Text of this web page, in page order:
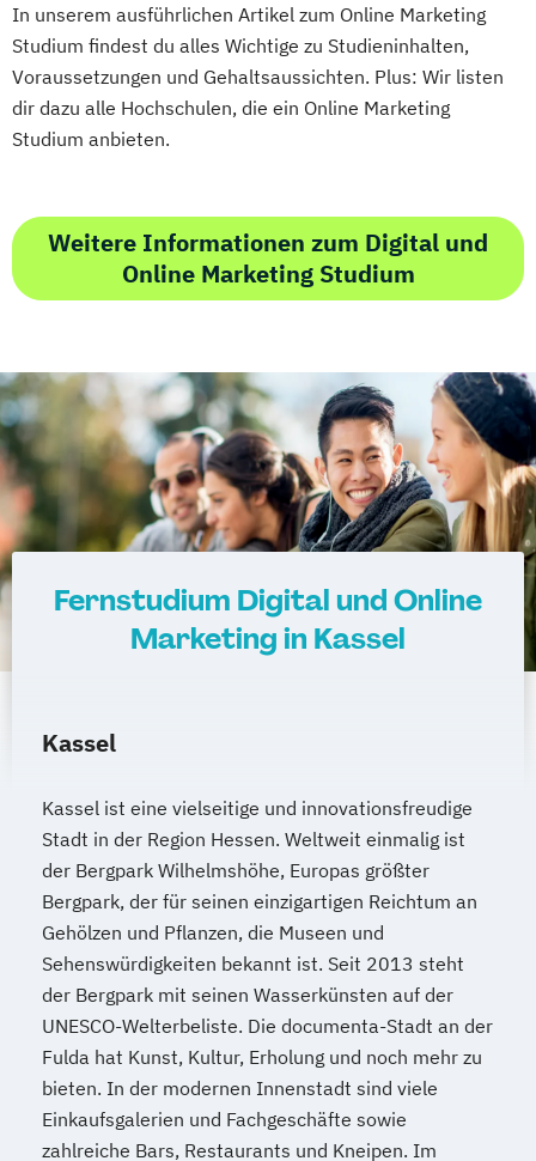
In unserem ausführlichen Artikel zum Online Marketing
Studium findest du alles Wichtige zu Studieninhalten,
Voraussetzungen und Gehaltsaussichten. Plus: Wir listen
dir dazu alle Hochschulen, die ein Online Marketing
Studium anbieten.
Weitere Informationen zum Digital und
Online Marketing Studium
Fernstudium Digital und Online
Marketing in Kassel
Kassel
Kassel ist eine vielseitige und innovationsfreudige
Stadt in der Region Hessen. Weltweit einmalig ist
der Bergpark Wilhelmshöhe, Europas größter
Bergpark, der für seinen einzigartigen Reichtum an
Gehölzen und Pflanzen, die Museen und
Sehenswürdigkeiten bekannt ist. Seit 2013 steht
der Bergpark mit seinen Wasserkünsten auf der
UNESCO-Welterbeliste. Die documenta-Stadt an der
Fulda hat Kunst, Kultur, Erholung und noch mehr zu
bieten. In der modernen Innenstadt sind viele
Einkaufsgalerien und Fachgeschäfte sowie
zahlreiche Bars, Restaurants und Kneipen. Im